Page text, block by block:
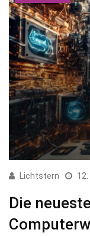
Lichtstern
Die